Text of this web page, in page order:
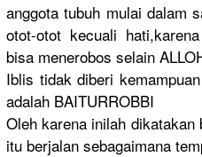
anggo­ta tubuh mulai dalam
otot-otot kecuali hati,karen
bisa menerobos selain
Iblis tidak diberi
adalah BAITURROBBI
Oleh karena inilah dikatakan
itu berjalan sebagaimana